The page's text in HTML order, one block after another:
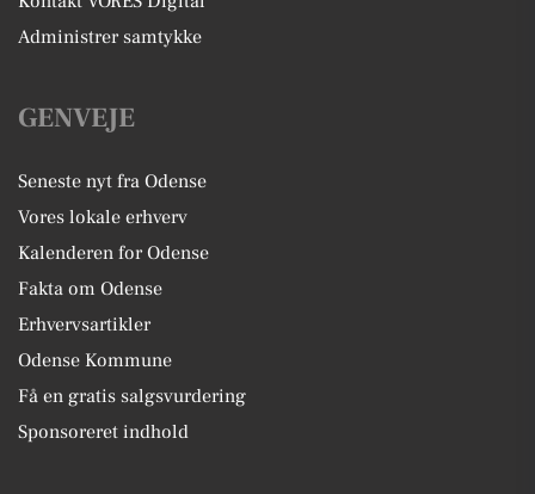
Administrer samtykke
GENVEJE
Seneste nyt fra Odense
Vores lokale erhverv
Kalenderen for Odense
Fakta om Odense
Erhvervsartikler
Odense Kommune
Få en gratis salgsvurdering
Sponsoreret indhold